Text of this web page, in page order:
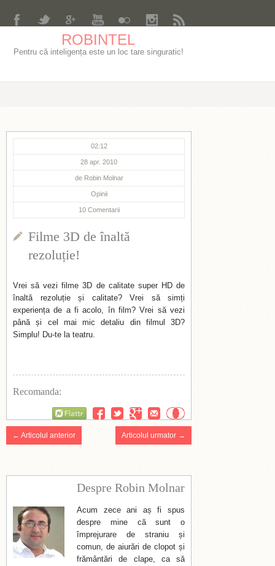
ROBINTEL
Pentru că inteligența este un loc tare singuratic!
02:12
28 apr. 2010
de Robin Molnar
Opinii
10 Comentarii
Filme 3D de înaltă
rezoluție!
Vrei să vezi filme 3D de calitate super HD de
înaltă rezoluție și calitate? Vrei să simți
experiența de a fi acolo, în film? Vrei să vezi
până și cel mai mic detaliu din filmul 3D?
Simplu! Du-te la teatru.
Recomanda:
← Articolul anterior Articolul urmator →
Despre Robin Molnar
Acum zece ani aș fi spus
despre mine că sunt o
împrejurare de straniu și
comun, de aiurări de clopot și
frământări de clape, ca să